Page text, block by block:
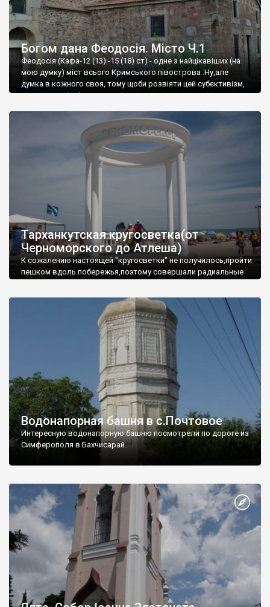
Богом дана Феодосія. Місто Ч.1
Феодосія (Кафа-12 (13) -15 (18) ст) - одне з найцікавіших (на
мою думку) міст всього Кримського півострова .Ну,але
думка в кожного своя, тому щоби розвіяти цей субєктивізм,
запрошую відвідати це
Тарханкутская кругосветка(от
Черноморского до Атлеша)
К сожалению настоящей "кругосветки" не получилось,пройти
пешком вдоль побережья,поэтому совершали радиальные
Водонапорная башня в с.Почтовое
Интересную водонапорную башню посмотрели по дороге из
Симферополя в Бахчисарай.